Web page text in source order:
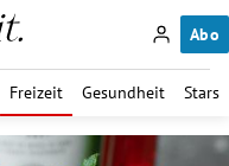
Abo
Freizeit Gesundheit Stars